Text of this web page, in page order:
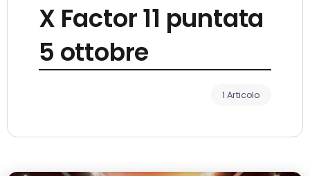
X Factor 11 puntata
5 ottobre
1 Articolo